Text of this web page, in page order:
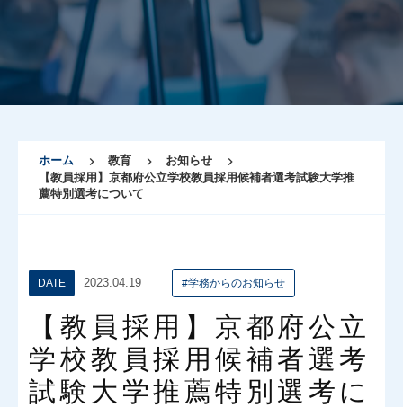
ホーム 教育
お知らせ
【教員採用】京都府公立学校教員採用候補者選考試験大学推
薦特別選考について
DATE 2023.04.19 #学務からのお知らせ
【教員採用】京都府公立
学校教員採用候補者選考
試験大学推薦特別選考に